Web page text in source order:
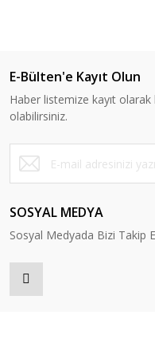
E-Bülten'e Kayıt Olun
Haber listemize kayıt
olabilirsiniz.
SOSYAL MEDYA
Sosyal Medyada Bizi Takip